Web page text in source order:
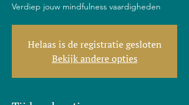
Verdiep jouw mindfulness vaardigheden
Helaas is de registratie gesloten
Bekijk andere opties